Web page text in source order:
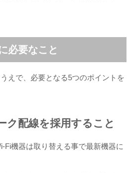
必要なこと
えで、必要となる5つのポイントを
ク配線を採用すること
Fi機器は取り替える事で最新機器に